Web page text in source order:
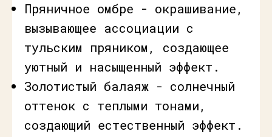
Пряничное омбре - окрашивание,
вызывающее ассоциации с
тульским пряником, создающее
уютный и насыщенный эффект.
Золотистый балаяж - солнечный
оттенок с теплыми тонами,
создающий естественный эффект.